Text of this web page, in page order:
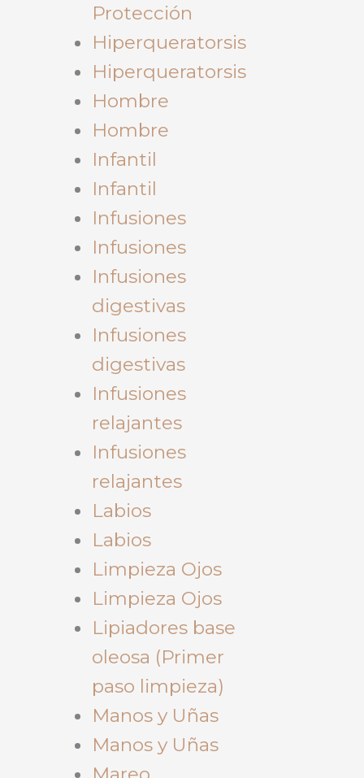
Protección
Hiperqueratorsis
Hiperqueratorsis
Hombre
Hombre
Infantil
Infantil
Infusiones
Infusiones
Infusiones
digestivas
Infusiones
digestivas
Infusiones
relajantes
Infusiones
relajantes
Labios
Labios
Limpieza Ojos
Limpieza Ojos
Lipiadores base
oleosa (Primer
paso limpieza)
Manos y Uñas
Manos y Uñas